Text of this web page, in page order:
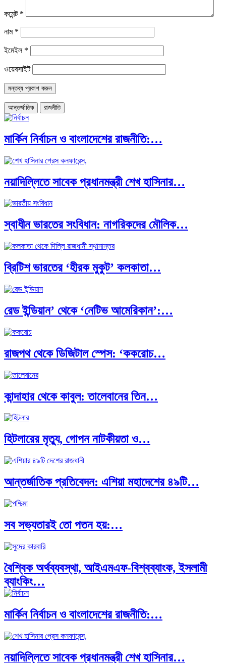
কমেন্ট *
নাম *
ইমেইল *
ওয়েবসাইট
আন্তর্জাতিক রাজনীতি
মার্কিন নির্বাচন ও বাংলাদেশের রাজনীতি:…
নয়াদিল্লিতে সাবেক প্রধানমন্ত্রী শেখ হাসিনার…
স্বাধীন ভারতের সংবিধান: নাগরিকদের মৌলিক…
ব্রিটিশ ভারতের ‘হীরক মুকুট’ কলকাতা…
রেড ইন্ডিয়ান’ থেকে ‘নেটিভ আমেরিকান’:…
রাজপথ থেকে ডিজিটাল স্পেস: ‘ককরোচ…
কান্দাহার থেকে কাবুল: তালেবানের তিন…
হিটলারের মৃত্যু, গোপন নাটকীয়তা ও…
আন্তর্জাতিক প্রতিবেদন: এশিয়া মহাদেশের ৪৯টি…
সব সভ্যতারই তো পতন হয়:…
বৈশ্বিক অর্থব্যবস্থা, আইএমএফ-বিশ্বব্যাংক, ইসলামী
ব্যাংকিং…
অর্থ পাচারের মহাকাব্য: ১০০ ডলারের…
মার্কিন নির্বাচন ও বাংলাদেশের রাজনীতি:…
নয়াদিল্লিতে সাবেক প্রধানমন্ত্রী শেখ হাসিনার…